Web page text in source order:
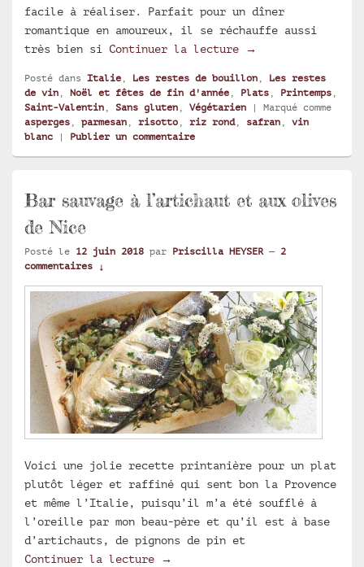
facile à réaliser. Parfait pour un dîner
romantique en amoureux, il se réchauffe aussi
très bien si Continuer la lecture Risotto aux
→
Posté dans Italie Les restes de bouillon
Les restes
de vin
Noël et fêtes de fin d'année Plats Printemps
Saint-Valentin
Sans gluten Végétarien | Marqué comme
asperges
parmesan risotto riz rond, safran
vin
blanc
| Publier un commentaire
Bar sauvage à l’artichaut et aux olives
de Nice
Posté le 12 juin 2018 par Priscilla HEYSER — 2
commentaires ↓
Voici une jolie recette printanière pour un plat
plutôt léger et raffiné qui sent bon la Provence
et même l’Italie, puisqu’il m’a été soufflé à
l’oreille par mon beau-père et qu’il est à base
d’artichauts, de pignons de pin et
Continuer la lecture
Bar sauvage à l’artichaut et
→